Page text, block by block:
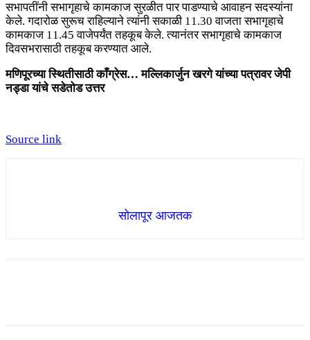
सभापतींनी सभागृहाचे कामकाज सुरळीत पार पाडण्याचे आवाहन सदस्यांना
केले. गदारोळ सुरूच राहिल्याने त्यांनी सकाळी 11.30 वाजता सभागृहाचे
कामकाज 11.45 वाजेपर्यंत तहकूब केले. त्यानंतर सभागृहाचे कामकाज
दिवसभरासाठी तहकूब करण्यात आले.
मणिपूरच्या स्थितीसाठी काँग्रेस… मल्लिकार्जुन खरगे यांच्या पत्रावर जेपी
नड्डा यांचे सडेतोड उत्तर
Source link
सोलापूर आजतक